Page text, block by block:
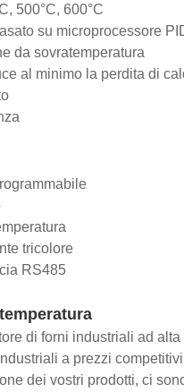
500°C, 600°C
su microprocessore
da sovratemperatura
al minimo la perdita di
tricolore
RS485
di forni industriali ad
a prezzi
dei vostri prodotti, ci